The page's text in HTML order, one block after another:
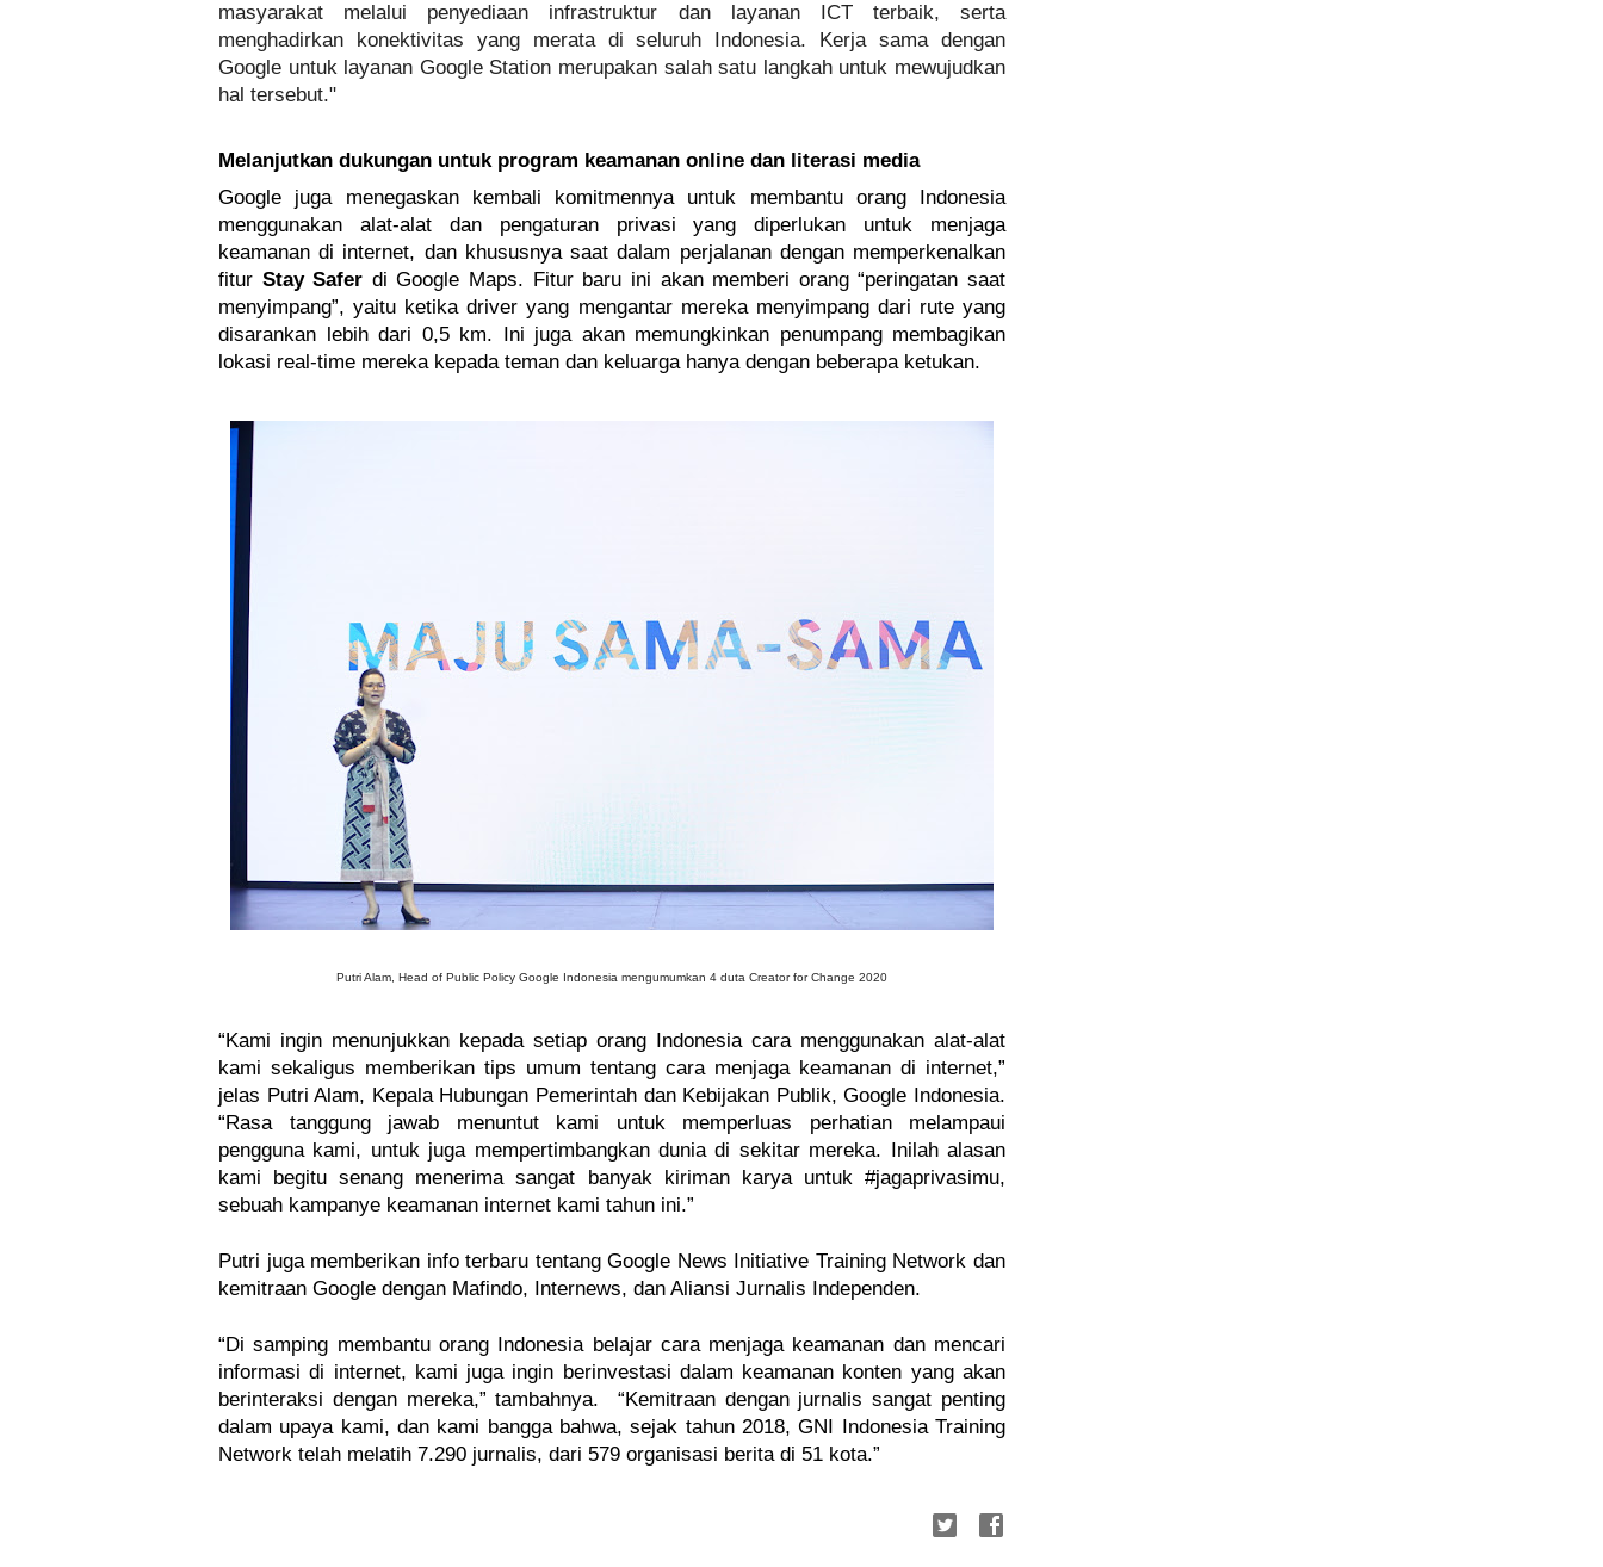
masyarakat melalui penyediaan infrastruktur dan layanan ICT terbaik, serta
menghadirkan konektivitas yang merata di seluruh Indonesia. Kerja sama dengan
Google untuk layanan Google Station merupakan salah satu langkah untuk mewujudkan
hal tersebut."
Melanjutkan dukungan untuk program keamanan online dan literasi media
Google juga menegaskan kembali komitmennya untuk membantu orang Indonesia
menggunakan alat-alat dan pengaturan privasi yang diperlukan untuk menjaga
keamanan di internet, dan khususnya saat dalam perjalanan dengan memperkenalkan
fitur Stay Safer di Google Maps. Fitur baru ini akan memberi orang “peringatan saat
menyimpang”, yaitu ketika driver yang mengantar mereka menyimpang dari rute yang
disarankan lebih dari 0,5 km. Ini juga akan memungkinkan penumpang membagikan
lokasi real-time mereka kepada teman dan keluarga hanya dengan beberapa ketukan.
Putri Alam, Head of Public Policy Google Indonesia mengumumkan 4 duta Creator for Change 2020
“Kami ingin menunjukkan kepada setiap orang Indonesia cara menggunakan alat-alat
kami sekaligus memberikan tips umum tentang cara menjaga keamanan di internet,”
jelas Putri Alam, Kepala Hubungan Pemerintah dan Kebijakan Publik, Google Indonesia.
“Rasa tanggung jawab menuntut kami untuk memperluas perhatian melampaui
pengguna kami, untuk juga mempertimbangkan dunia di sekitar mereka. Inilah alasan
kami begitu senang menerima sangat banyak kiriman karya untuk #jagaprivasimu,
sebuah kampanye keamanan internet kami tahun ini.”
Putri juga memberikan info terbaru tentang Google News Initiative Training Network dan
kemitraan Google dengan Mafindo, Internews, dan Aliansi Jurnalis Independen.
“Di samping membantu orang Indonesia belajar cara menjaga keamanan dan mencari
informasi di internet, kami juga ingin berinvestasi dalam keamanan konten yang akan
berinteraksi dengan mereka,” tambahnya.  “Kemitraan dengan jurnalis sangat penting
dalam upaya kami, dan kami bangga bahwa, sejak tahun 2018, GNI Indonesia Training
Network telah melatih 7.290 jurnalis, dari 579 organisasi berita di 51 kota.”